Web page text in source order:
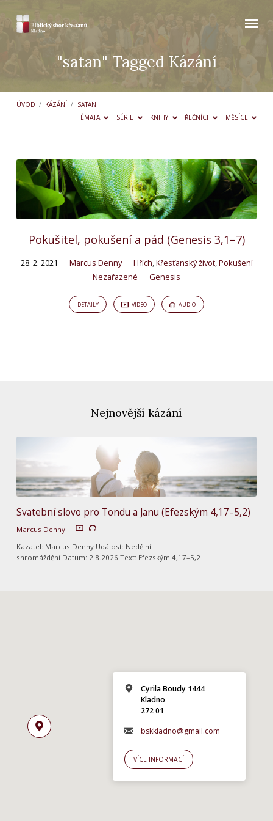
"satan" Tagged Kázání
ÚVOD / KÁZÁNÍ / SATAN
TÉMATA
SÉRIE KNIHY ŘEČNÍCI MĚSÍCE
"satan"
Tagged
Kázání
Pokušitel, pokušení a pád (Genesis 3,1–7)
28. 2. 2021 Marcus Denny Hřích Křesťanský život, Pokušení
Nezařazené
Genesis
DETAILY VIDEO AUDIO
Nejnovější kázání
Svatební slovo pro Tondu a Janu (Efezským 4,17–5,2)
Marcus Denny
Kazatel: Marcus Denny Událost: Nedělní
shromáždění Datum: 2.8.2026 Text: Efezským 4,17–5,2
Cyrila Boudy 1444
Kladno
272 01
bskkladno@gmail.com
VÍCE INFORMACÍ